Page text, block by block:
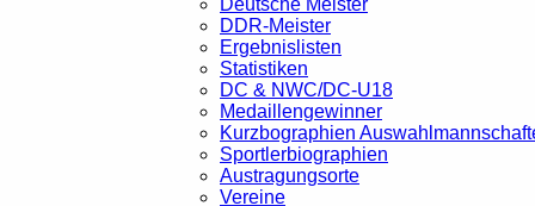
Deutsche Meister
DDR-Meister
Ergebnislisten
Statistiken
DC & NWC/DC-U18
Medaillengewinner
Kurzbographien
Sportlerbiographien
Austragungsorte
Vereine